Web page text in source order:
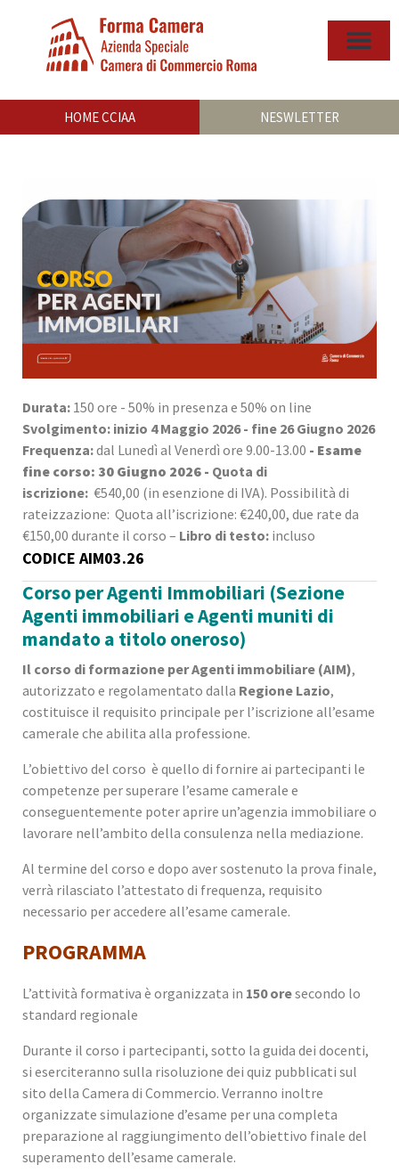
HOME CCIAA NESWLETTER
Durata: 150 ore - 50% in presenza e 50% on line
Svolgimento: inizio 4 Maggio 2026 - fine 26 Giugno 2026
Frequenza:dal Lunedì al Venerdì ore 9.00-13.00 - Esame
fine corso: 30 Giugno 2026 - Quota di
iscrizione: €540,00 (in esenzione di IVA). Possibilità di
rateizzazione: Quota all’iscrizione: €240,00, due rate da
€150,00 durante il corso – Libro di testo: incluso
CODICE AIM03.26
Corso per Agenti Immobiliari (Sezione
Agenti immobiliari e Agenti muniti di
mandato a titolo oneroso)
Il corso di formazione per Agenti immobiliare (AIM),
autorizzato e regolamentato dalla Regione Lazio,
costituisce il requisito principale per l’iscrizione all’esame
camerale che abilita alla professione.
L’obiettivo del corso è quello di fornire ai partecipanti le
competenze per superare l’esame camerale e
conseguentemente poter aprire un’agenzia immobiliare o
lavorare nell’ambito della consulenza nella mediazione.
Al termine del corso e dopo aver sostenuto la prova finale,
verrà rilasciato l’attestato di frequenza, requisito
necessario per accedere all’esame camerale.
PROGRAMMA
L’attività formativa è organizzata in 150 oresecondo lo
standard regionale
Durante il corso i partecipanti, sotto la guida dei docenti,
si eserciteranno sulla risoluzione dei quiz pubblicati sul
sito della Camera di Commercio. Verranno inoltre
organizzate simulazione d’esame per una completa
preparazione al raggiungimento dell’obiettivo finale del
superamento dell’esame camerale.